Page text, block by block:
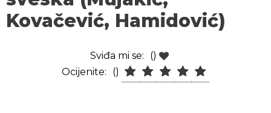
Kovačević, Hamidović)
Sviđa mi se:
()
Ocijenite:
()